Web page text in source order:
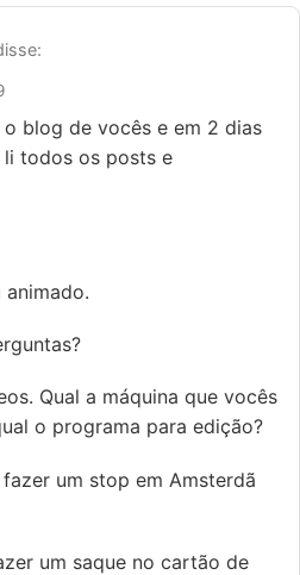
blog de vocês e em 2 dias
todos os posts e
Qual a máquina que vocês
o programa para edição?
um stop em Amsterdã
um saque no cartão de